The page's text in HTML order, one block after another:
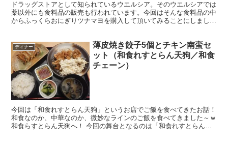
ドラッグストアとして知られているウエルシア。そのウエルシアでは
薬以外にも食料品の販売も行われています。今回はそんな食料品の中
からふっくらおにぎりツナマヨを購入して頂いてみることにしまし
ディナー
薄皮焼き餃子5個とチキン南蛮セ
ット（和食れすとらん天狗／和食
チェーン）
今回は「和食れすとらん天狗」というお店でご飯を食べてきたお話！
和食なのか、中華なのか、微妙なラインのご飯を食べてきました～ｗ
和食らすとらん天狗へ！ 今回の舞台となるのは「和食れすとらん天